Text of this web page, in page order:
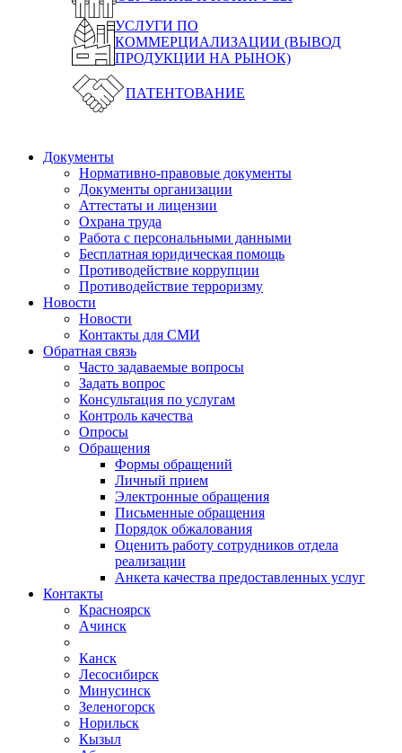
УСЛУГИ ПО
КОММЕРЦИАЛИЗАЦИИ (ВЫВОД
ПРОДУКЦИИ НА РЫНОК)
ПАТЕНТОВАНИЕ
Документы
Нормативно-правовые документы
Документы организации
Аттестаты и лицензии
Охрана труда
Работа с персональными данными
Бесплатная юридическая помощь
Противодействие коррупции
Противодействие терроризму
Новости
Новости
Контакты для СМИ
Обратная связь
Часто задаваемые вопросы
Задать вопрос
Консультация по услугам
Контроль качества
Опросы
Обращения
Формы обращений
Личный прием
Электронные обращения
Письменные обращения
Порядок обжалования
Оценить работу сотрудников отдела
реализации
Анкета качества предоставленных услуг
Контакты
Красноярск
Ачинск
Канск
Лесосибирск
Минусинск
Зеленогорск
Норильск
Кызыл